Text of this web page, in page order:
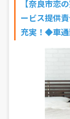
【奈良市恋
ービス提供
充実！◆車